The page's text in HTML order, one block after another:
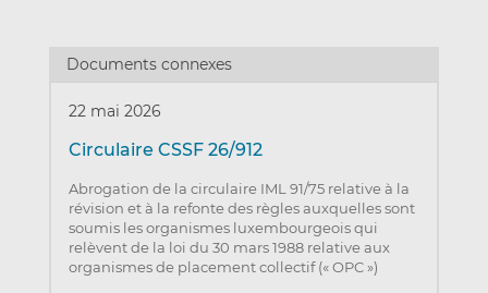
Documents connexes
22 mai 2026
Circulaire CSSF 26/912
Abrogation de la circulaire IML 91/75 relative à la
révision et à la refonte des règles auxquelles sont
soumis les organismes luxembourgeois qui
relèvent de la loi du 30 mars 1988 relative aux
organismes de placement collectif (« OPC »)